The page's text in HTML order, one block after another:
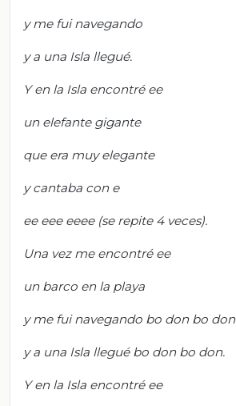
y me fui navegando
y a una Isla llegué.
Y en la Isla encontré ee
un elefante gigante
que era muy elegante
y cantaba con e
ee eee eeee (se repite 4 veces).
Una vez me encontré ee
un barco en la playa
y me fui navegando bo don bo don
y a una Isla llegué bo don bo don.
Y en la Isla encontré ee